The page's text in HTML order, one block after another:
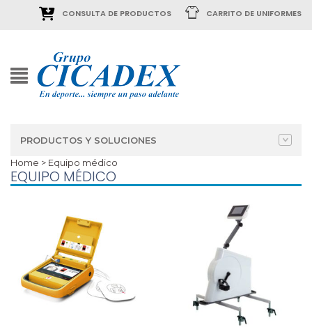
CONSULTA DE PRODUCTOS CARRITO DE UNIFORMES
PRODUCTOS Y SOLUCIONES
Home > Equipo médico
EQUIPO MÉDICO